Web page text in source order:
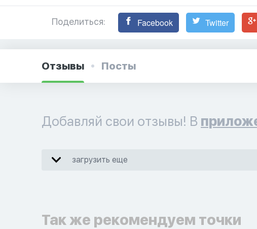
Поделиться: Facebook Twitter
Отзывы Посты
Добавляй свои отзывы! В
загрузить еще
Так же рекомендуем точки